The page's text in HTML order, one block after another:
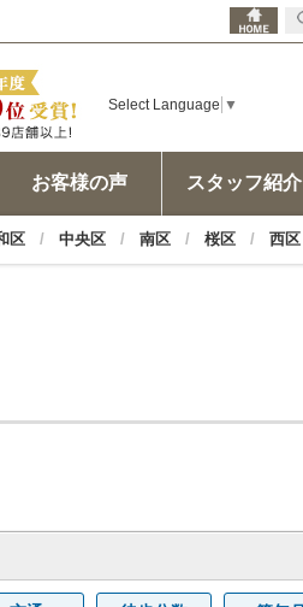
Select Language ▼
お客様の声 スタッフ紹介
区 中央区 南区 桜区 西区